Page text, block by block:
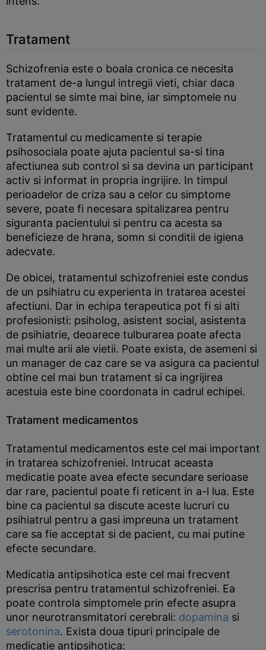
Tratament
Schizofrenia este o boala cronica ce necesita
tratament de-a lungul intregii vieti, chiar daca
pacientul se simte mai bine, iar simptomele nu
sunt evidente.
Tratamentul cu medicamente si terapie
psihosociala poate ajuta pacientul sa-si tina
afectiunea sub control si sa devina un participant
activ si informat in propria ingrijire. In timpul
perioadelor de criza sau a celor cu simptome
severe, poate fi necesara spitalizarea pentru
siguranta pacientului si pentru ca acesta sa
beneficieze de hrana, somn si conditii de igiena
adecvate.
De obicei, tratamentul schizofreniei este condus
de un psihiatru cu experienta in tratarea acestei
afectiuni. Dar in echipa terapeutica pot fi si alti
profesionisti: psiholog, asistent social, asistenta
de psihiatrie, deoarece tulburarea poate afecta
mai multe arii ale vietii. Poate exista, de asemeni si
un manager de caz care se va asigura ca pacientul
obtine cel mai bun tratament si ca ingrijirea
acestuia este bine coordonata in cadrul echipei.
Tratament medicamentos
Tratamentul medicamentos este cel mai important
in tratarea schizofreniei. Intrucat aceasta
medicatie poate avea efecte secundare serioase
dar rare, pacientul poate fi reticent in a-l lua. Este
bine ca pacientul sa discute aceste lucruri cu
psihiatrul pentru a gasi impreuna un tratament
care sa fie acceptat si de pacient, cu mai putine
efecte secundare.
Medicatia antipsihotica este cel mai frecvent
prescrisa pentru tratamentul schizofreniei. Ea
poate controla simptomele prin efecte asupra
unor neurotransmitatori cerebrali: dopamina si
serotonina. Exista doua tipuri principale de
medicatie antipsihotica: